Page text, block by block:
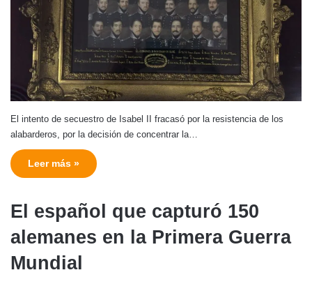
El intento de secuestro de Isabel II fracasó por la resistencia de los
alabarderos, por la decisión de concentrar la…
Leer más »
El español que capturó 150
alemanes en la Primera Guerra
Mundial